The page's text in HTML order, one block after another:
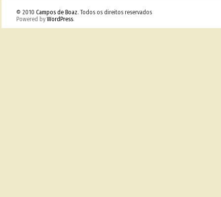
© 2010 Campos de Boaz. Todos os direitos reservados
Powered by WordPress.